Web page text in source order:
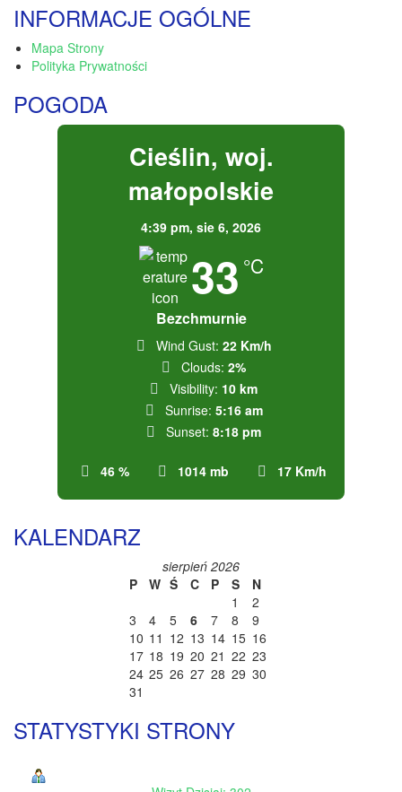
INFORMACJE OGÓLNE
Mapa Strony
Polityka Prywatności
POGODA
Cieślin, woj.
małopolskie
4:39 pm, sie 6, 2026
33 °C
Bezchmurnie
46 % 1014 mb 17 Km/h
Wind Gust: 22 Km/h
Clouds: 2%
Visibility: 10 km
Sunrise: 5:16 am
Sunset: 8:18 pm
KALENDARZ
sierpień 2026
P
W Ś C P S
N
1
2
3
4 5 6 7 8
9
10 11 12 13 14 15 16
17 18 19 20 21 22 23
24 25 26 27 28 29 30
31
STATYSTYKI STRONY